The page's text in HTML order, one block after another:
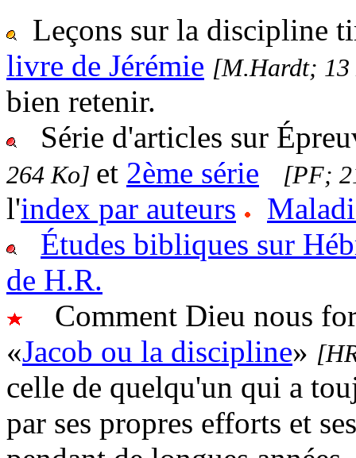
Leçons sur la discipline
livre de Jérémie [M.Hardt;
bien retenir.
Série d'articles sur
264 Ko] et 2ème série [PF;
l'index par auteurs
Études bibliques sur
de H.R.
Comment Dieu nous
«Jacob ou la discipline»
celle de quelqu'un qui a
par ses propres efforts et